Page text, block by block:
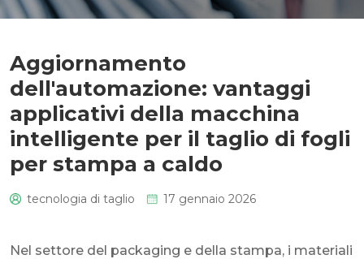
Aggiornamento
dell'automazione: vantaggi
applicativi della macchina
intelligente per il taglio di fogli
per stampa a caldo
tecnologia di taglio 17 gennaio 2026
Nel settore del packaging e della stampa, i materiali